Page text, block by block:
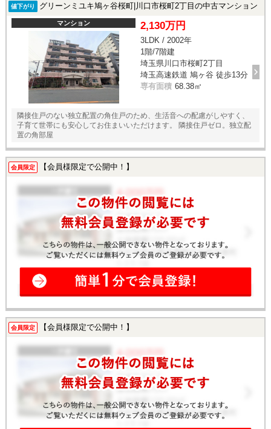
値下がり グリーンミユキ鳩ヶ谷桜町|川口市桜町2丁目の中古マンション
マンション 2,130万円
3LDK / 2002年
1階/7階建
埼玉県川口市桜町2丁目
埼玉高速鉄道 鳩ヶ谷 徒歩13分
専有面積 68.38㎡
隣接住戸のない独立配置の角住戸のため、生活音への配慮がしやすく、
子育て世帯にも安心してお住まいいただけます。 隣接住戸ゼロ。独立配
置の角部屋
会員限定 【会員様限定で公開中！】
会員限定 【会員様限定で公開中！】